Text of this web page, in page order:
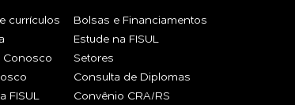
currículos
Conosco
FISUL
Bolsas e Financiamentos
Estude na FISUL
Setores
Consulta de Diplomas
Convênio CRA/RS